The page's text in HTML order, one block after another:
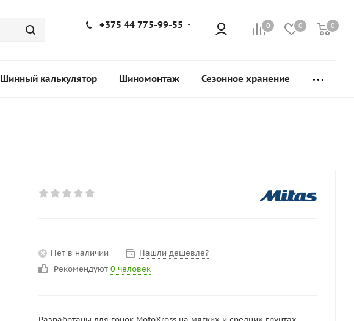
0 0 0
+375 44 775-99-55
Шинный калькулятор Шиномонтаж Сезонное хранение
Нет в наличии
Нашли дешевле?
Рекомендуют 0 человек